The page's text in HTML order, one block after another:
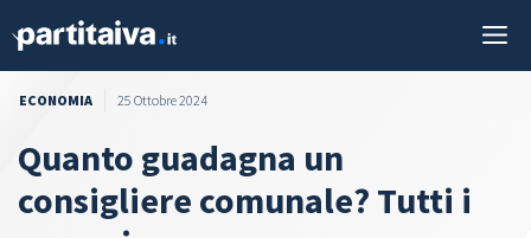
ECONOMIA 25 Ottobre 2024
Quanto guadagna un
consigliere comunale? Tutti i